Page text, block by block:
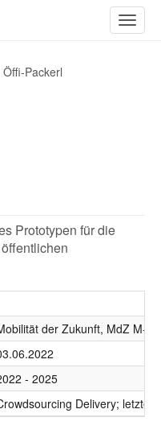
ein-/
Öffi-Packerl
Prototypen für die
der Zukunft, MdZ M-
- 2025
Delivery; letzte